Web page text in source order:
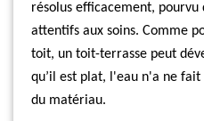
résolus efficacement, pourvu
attentifs aux soins. Comme
toit, un toit-terrasse peut
qu’il est plat, l'eau n'a ne
du matériau.